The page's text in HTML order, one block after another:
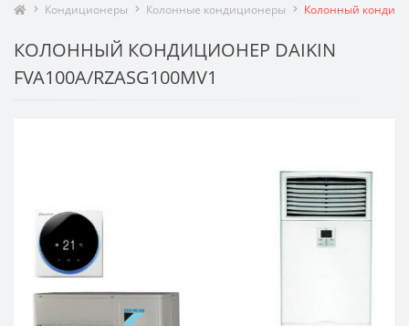
Кондиционеры Колонные кондиционеры Колонный
КОЛОННЫЙ КОНДИЦИОНЕР DAIKIN
FVA100A/RZASG100MV1